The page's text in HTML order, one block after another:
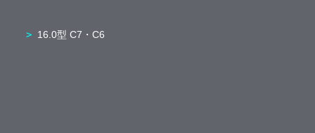
16.0型 C7・C6